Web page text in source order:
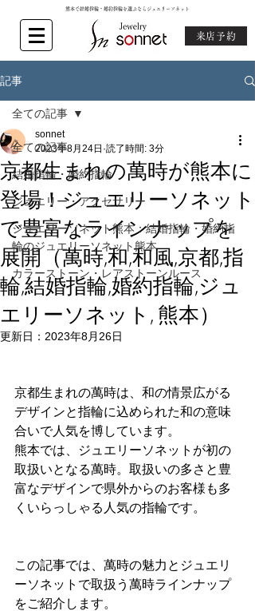
熊本で結婚指輪・婚約指輪を選ぶならジュエリーソネット
来店予約
記事
全ての記事
結婚指輪・婚約指輪
ジュエリー・アクセサリー
ジュエリーソネット熊本：結婚指輪・婚約指
輪のジュエリーソネット熊本
カラーストーン・レアストーンルース
全ての記事
京都生まれの萬時が熊本に
登場！ジュエリーソネット
で豊富なラインナップを
展開（萬時,和,和風,京都,指
輪,結婚指輪,婚約指輪,ジュ
エリーソネット, 熊本）
sonnet
2023年8月24日 読了時間: 3分
更新日： 2023年8月26日
京都生まれの萬時は、和の情景広がる
デザインと指輪に込められた和の意味
合いで人気を博しています。
熊本では、ジュエリーソネットが初の
取扱いとなる萬時。取扱いの多さと豊
富なデザインで県外からのお客様も多
くいらっしゃる人気の指輪です。
この記事では、萬時の魅力とジュエリ
ーソネットで取扱う萬時ラインナップ
をご紹介します。